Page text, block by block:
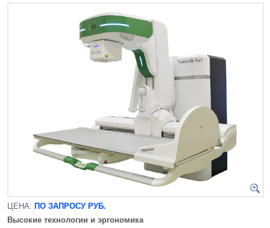
ЦЕНА: ПО ЗАПРОСУ РУБ.
Высокие технологии и эргономика